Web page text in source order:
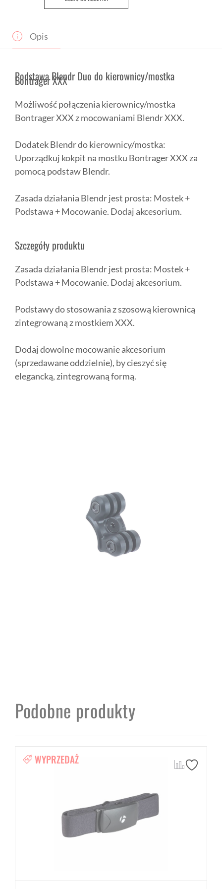
Duo
do
Opis
Podstawa Blendr Duo do kierownicy/mostka
Bontrager XXX
Możliwość połączenia kierownicy/mostka
Bontrager XXX z mocowaniami Blendr XXX.
Dodatek Blendr do kierownicy/mostka:
Uporządkuj kokpit na mostku Bontrager XXX za
pomocą podstaw Blendr.
Zasada działania Blendr jest prosta: Mostek +
Podstawa + Mocowanie. Dodaj akcesorium.
Szczegóły produktu
Zasada działania Blendr jest prosta: Mostek +
Podstawa + Mocowanie. Dodaj akcesorium.
Podstawy do stosowania z szosową kierownicą
zintegrowaną z mostkiem XXX.
Dodaj dowolne mocowanie akcesorium
(sprzedawane oddzielnie), by cieszyć się
elegancką, zintegrowaną formą.
Podobne produkty
WYPRZEDAŻ